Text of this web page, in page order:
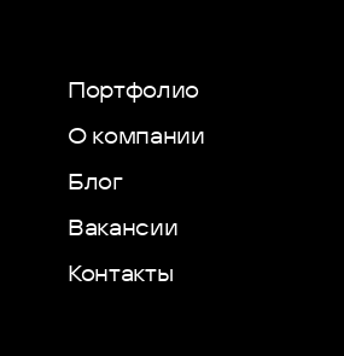
Портфолио
О компании
Блог
Вакансии
Контакты